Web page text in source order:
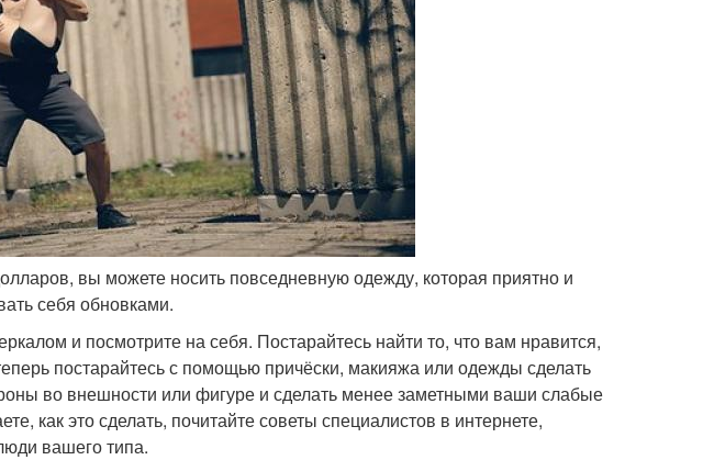
вы можете носить повседневную одежду, которая приятно и
себя обновками.
и посмотрите на себя. Постарайтесь найти то, что вам нравится,
постарайтесь с помощью причёски, макияжа или одежды сделать
во внешности или фигуре и сделать менее заметными ваши слабые
как это сделать, почитайте советы специалистов в интернете,
вашего типа.